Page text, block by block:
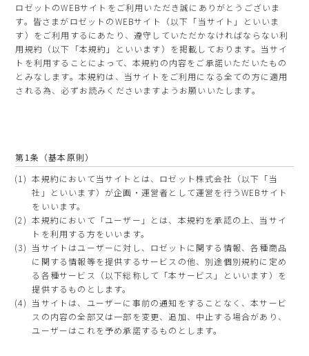
ロゼットのWEBサイトをご利用いただき誠にありがとうございま
す。皆さまがロゼットのWEBサイト（以下「当サイト」といいま
す）をご利用するにあたり、遵守していただかなければならない利
用規約（以下「本規約」といいます）を掲載しております。当サイ
トを利用することによって、本規約の内容をご承諾いただいたもの
とみなします。本規約は、当サイトをご利用になる全ての方に適用
される為、必ずお読みくださいますようお願いいたします。
第1条（基本原則）
本規約において当サイトとは、ロゼット株式会社（以下「当
社」といいます）が企画・運営者として運営を行うWEBサイト
をいいます。
本規約において「ユーザー」とは、本規約を承認の上、当サイ
トを利用する方をいいます。
当サイトはユーザーに対し、ロゼットに関する情報、各種商品
に関する情報等を提供するサービスの他、別途個別規約に定め
る各種サービス（以下総称して「本サービス」といいます）を
提供するものとします。
当サイトは、ユーザーに事前の通知をすることなく、本サービ
スの内容の全部又は一部を変更、追加、中止する場合があり、
ユーザーはこれを予め承諾するものとします。